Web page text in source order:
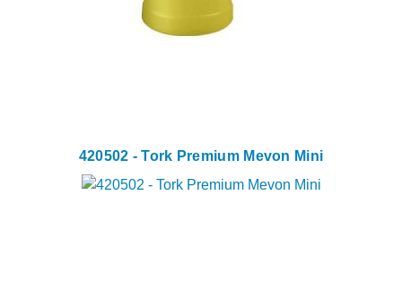
420502 - Tork Premium Mevon Mini